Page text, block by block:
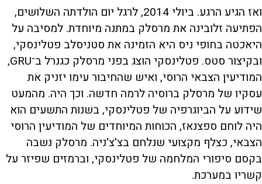
ואז הגיע הרגע. ביולי 2014, לרגל יום הולדתה השלושים,
הפתיעה זלובינה את מרסלק במתנה מיוחדת. למסיבה על
היאכטה בחופי ניס היא הזמינה את סטניסלב פטלינסקי,
ובקיצור סטס. פטלינסקי הוצג בפני מרסלק כגנרל ב־GRU,
המודיעין הצבאי הרוסי, ואיש שהחיבור עימו יזניק את
עסקיו של מרסלק ברוסיה לרמה חדשה. וכך היה. מהמעט
שידוע על הביוגרפיה של פטלינסקי, בשנות התשעים הוא
היה לוחם ספצנאז, הכוחות המיוחדים של המודיעין הרוסי
הצבאי, כצלף מקצועי שנלחם בצ'צ'ניה. מרסלק נשבה
בקסם סיפורי המלחמה של פטלינסקי, וברמזים שפיזר על
קשריו במערכת.